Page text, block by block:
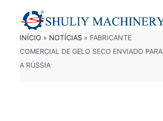
conteúdo
INÍCIO » NOTÍCIAS » FABRICANTE
COMERCIAL DE GELO SECO ENVIADO PARA
A RÚSSIA